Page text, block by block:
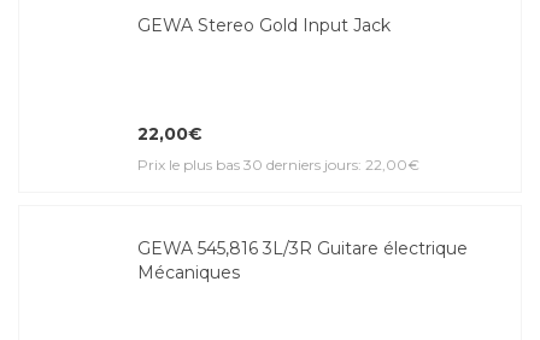
GEWA Stereo Gold Input Jack
22,00€
Prix le plus bas 30 derniers jours: 22,00€
GEWA 545,816 3L/3R Guitare électrique
Mécaniques